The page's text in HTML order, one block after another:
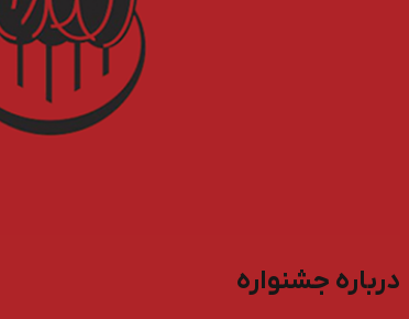
درباره جشنواره